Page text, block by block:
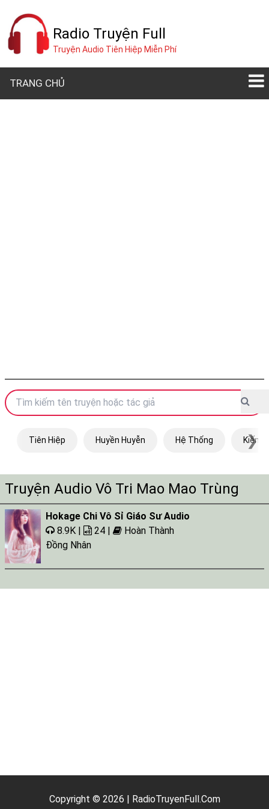
Radio Truyện Full
Truyện Audio Tiên Hiệp Miễn Phí
TRANG CHỦ
Tiên Hiệp Huyền Huyễn Hệ Thống Kiếm
❯
Truyện Audio Vô Tri Mao Mao Trùng
Hokage Chi Vô Sỉ Giáo Sư Audio
8.9K |
24 |
Hoàn Thành
Đồng Nhân
Copyright © 2026 | RadioTruyenFull.Com